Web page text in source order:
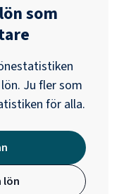
som
Ju fler som
för alla.
lön